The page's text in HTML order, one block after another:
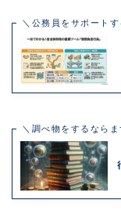
＼公務員をサポート
＼調べ物をするならま